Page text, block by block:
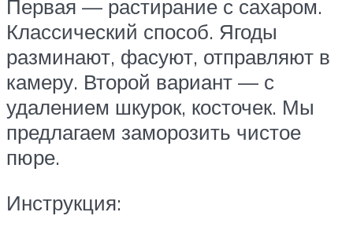
Первая — растирание с сахаром.
Классический способ. Ягоды
разминают, фасуют, отправляют в
камеру. Второй вариант — с
удалением шкурок, косточек. Мы
предлагаем заморозить чистое
пюре.
Инструкция: